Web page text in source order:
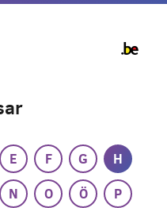
E F G
H
N O Ö
P